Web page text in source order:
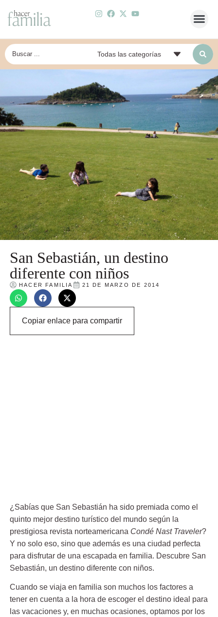
San Sebastián, un destino
diferente con niños
HACER FAMILIA 21 DE MARZO DE 2014
Copiar enlace para compartir
¿Sabías que San Sebastián ha sido premiada como el
quinto mejor destino turístico del mundo según la
prestigiosa revista norteamericana Condé Nast Traveler?
Y no solo eso, sino que además es una ciudad perfecta
para disfrutar de una escapada en familia. Descubre San
Sebastián, un destino diferente con niños.
Cuando se viaja en familia son muchos los factores a
tener en cuenta a la hora de escoger el destino ideal para
las vacaciones y, en muchas ocasiones, optamos por los